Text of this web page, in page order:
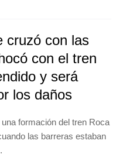
cruzó con las
con el tren
y será
los daños
formación del tren Roca
las barreras estaban